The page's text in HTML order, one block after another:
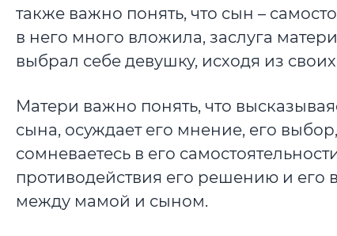
также важно понять, что сын –
в него много вложила, заслуга
выбрал себе девушку, исходя из
Матери важно понять, что
сына, осуждает его мнение, его
сомневаетесь в его
противодействия его решению и его
между мамой и сыном.